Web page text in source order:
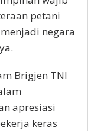
petani
negara
Brigjen TNI
apresiasi
keras